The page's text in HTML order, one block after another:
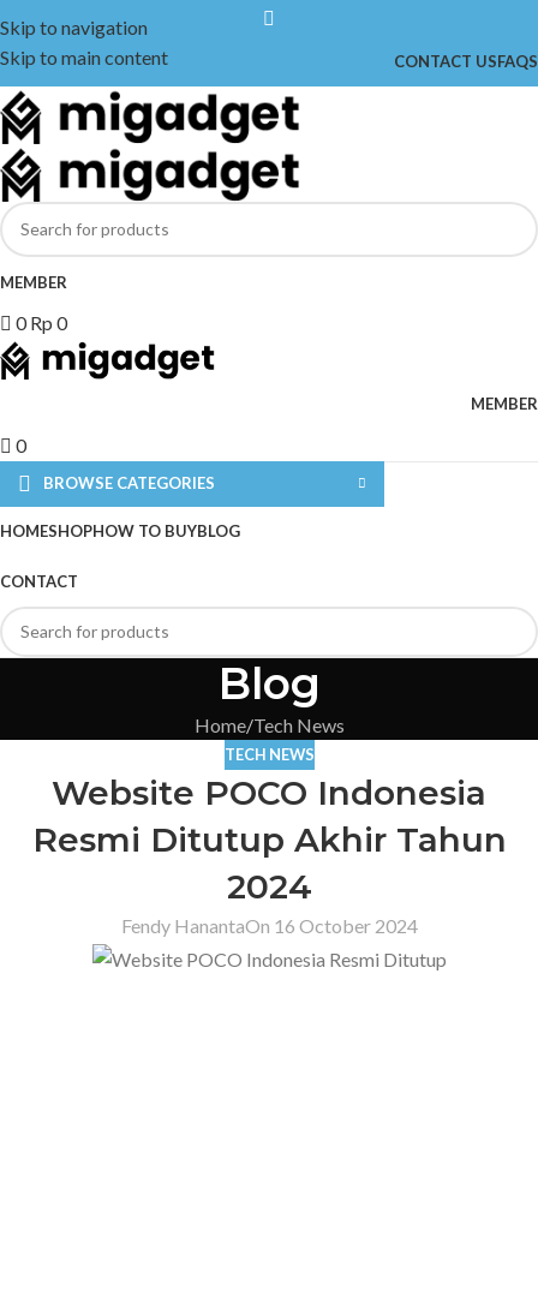
Skip to navigation
Skip to main content
CONTACT USFAQS
MEMBER
0Rp 0
MEMBER
0
BROWSE CATEGORIES
HOMESHOPHOW TO BUYBLOG
CONTACT
Blog
Home Tech News
TECH NEWS
Website POCO Indonesia
Resmi Ditutup Akhir Tahun
2024
Fendy HanantaOn 16 October 2024